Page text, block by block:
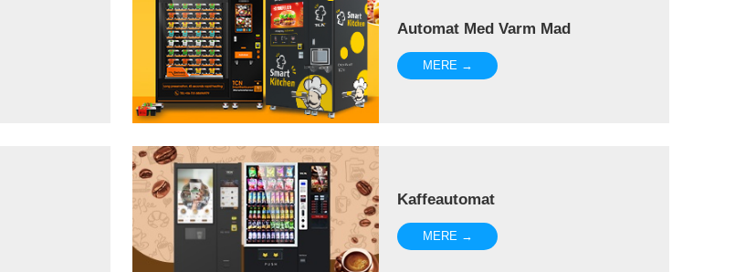
Automat Med Varm Mad
MERE →
Kaffeautomat
MERE →